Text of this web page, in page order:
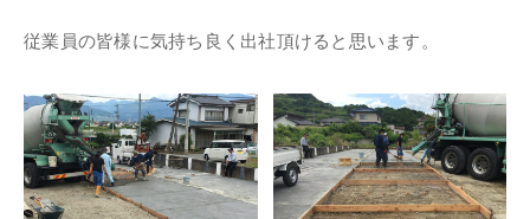
従業員の皆様に気持ち良く出社頂けると思います。